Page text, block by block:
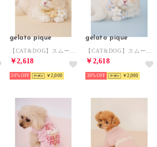
gelato pique
【CAT&DOG】スムーズィーフラワーモチーフチョーカー 【返品不可商品】 （YEL）
￥2,618
30% ￥2,000
gelato pique
【CAT&DOG】スムーズィーフラワーモチーフチョーカー 【返品不可商品】 （BLU）
￥2,618
30% ￥2,000